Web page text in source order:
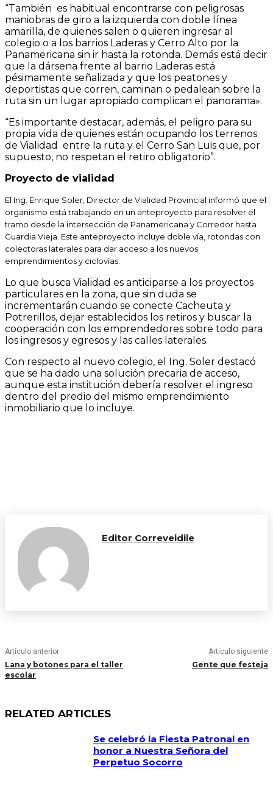
“También es habitual encontrarse con peligrosas
maniobras de giro a la izquierda con doble línea
amarilla, de quienes salen o quieren ingresar al
colegio o a los barrios Laderas y Cerro Alto por la
Panamericana sin ir hasta la rotonda. Demás está decir
que la dársena frente al barrio Laderas está
pésimamente señalizada y que los peatones y
deportistas que corren, caminan o pedalean sobre la
ruta sin un lugar apropiado complican el panorama».
“Es importante destacar, además, el peligro para su
propia vida de quienes están ocupando los terrenos
de Vialidad entre la ruta y el Cerro San Luis que, por
supuesto, no respetan el retiro obligatorio”.
Proyecto de vialidad
El Ing. Enrique Soler, Director de Vialidad Provincial informó que el
organismo está trabajando en un anteproyecto para resolver el
tramo desde la intersección de Panamericana y Corredor hasta
Guardia Vieja. Este anteproyecto incluye doble vía, rotondas con
colectoras laterales para dar acceso a los nuevos
emprendimientos y ciclovías.
Lo que busca Vialidad es anticiparse a los proyectos
particulares en la zona, que sin duda se
incrementarán cuando se conecte Cacheuta y
Potrerillos, dejar establecidos los retiros y buscar la
cooperación con los emprendedores sobre todo para
los ingresos y egresos y las calles laterales.
Con respecto al nuevo colegio, el Ing. Soler destacó
que se ha dado una solución precaria de acceso,
aunque esta institución debería resolver el ingreso
dentro del predio del mismo emprendimiento
inmobiliario que lo incluye.
Editor Correveidile
Artículo anterior
Lana y botones para el taller
escolar
Artículo siguiente
Gente que festeja
RELATED ARTICLES
Se celebró la Fiesta Patronal en
honor a Nuestra Señora del
Perpetuo Socorro